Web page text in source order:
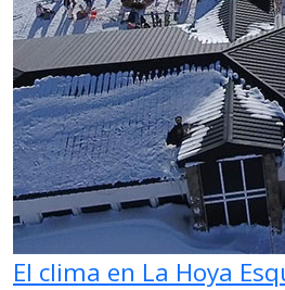
El clima en La Hoya